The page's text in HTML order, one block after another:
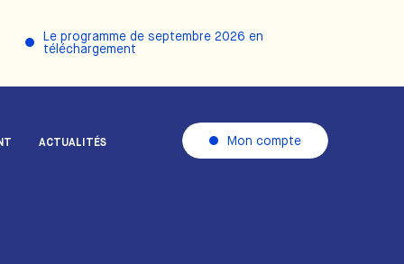
Le programme de septembre 2026 en
téléchargement
ACTUALITÉS Mon compte